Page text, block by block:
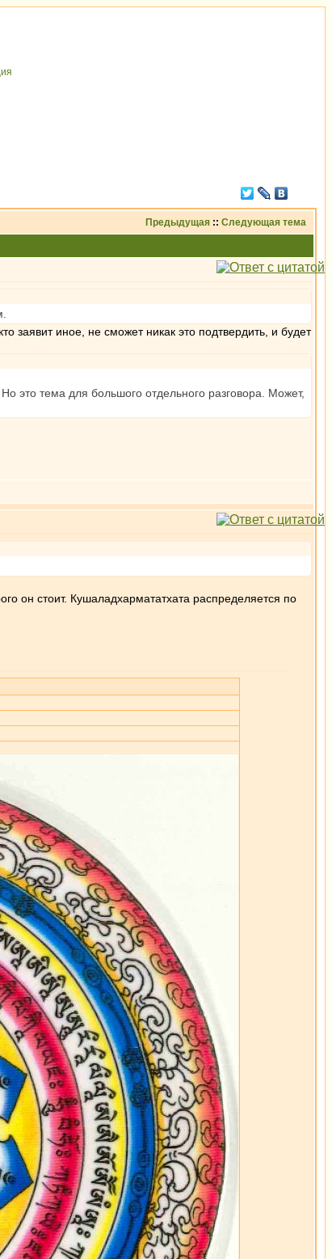
Предыдущая :: Следующая тема
заявит иное, не сможет никак это подтвердить, и будет
это тема для большого отдельного разговора. Может,
он стоит. Кушаладхармататхата распределяется по